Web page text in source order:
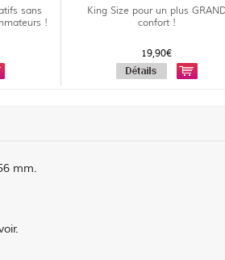
sans
!
King Size pour un plus
confort !
19,90€
mm.